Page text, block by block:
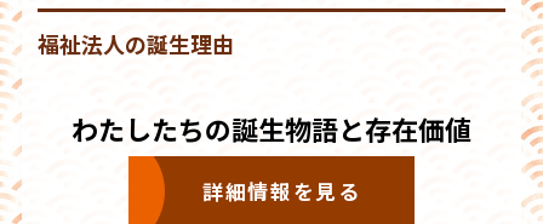
福祉法人の誕生理由
わたしたちの誕生物語と存在価値
詳細情報を見る